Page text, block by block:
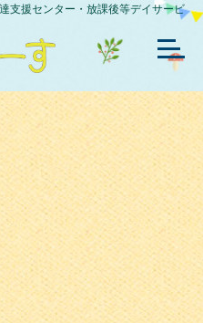
支援センター・放課後等デイサービ